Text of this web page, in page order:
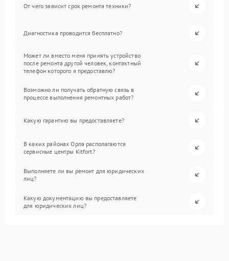
От чего зависит срок ремонта техники?
Диагностика проводится бесплатно?
Может ли вместо меня принять устройство
после ремонта другой человек, контактный
телефон которого я предоставлю?
Возможно ли получать обратную связь в
процессе выполнения ремонтных работ?
Какую гарантию вы предоставляете?
В каких районах Орла располагаются
сервисные центры Kitfort?
Выполняете ли вы ремонт для юридических
лиц?
Какую документацию вы предоставляете
для юридических лиц?